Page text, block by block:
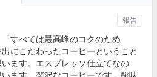
すべては最高峰のコクのため
にこだわったコーヒーということ
ます。エスプレッソ仕立てなの
ます。贅沢なコーヒーです。酸味
報告